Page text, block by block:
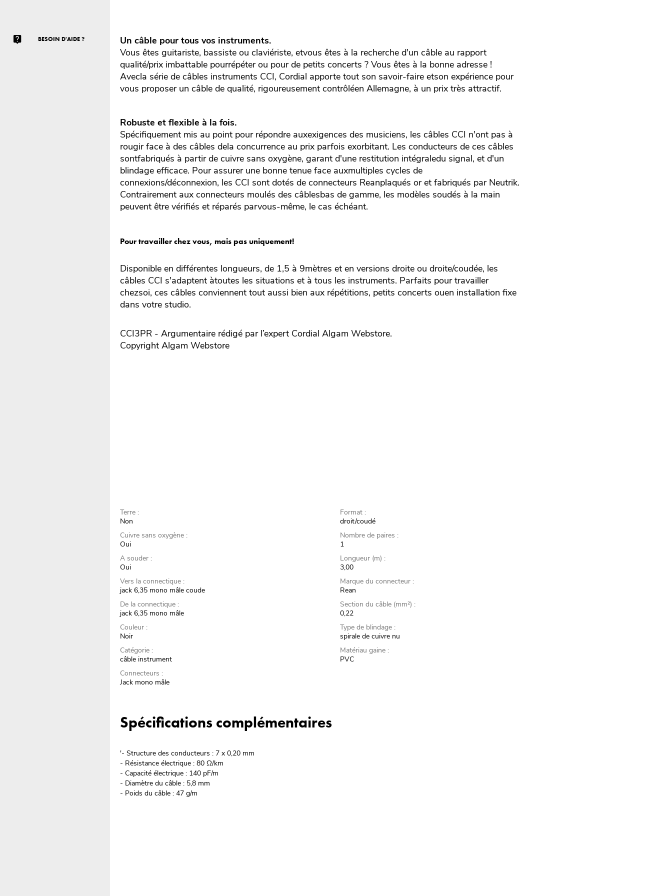
BESOIN D'AIDE ?
Un câble pour tous vos instruments.
Vous êtes guitariste, bassiste ou claviériste, etvous êtes à la recherche d'un câble au rapport
qualité/prix imbattable pourrépéter ou pour de petits concerts ? Vous êtes à la bonne adresse !
Avecla série de câbles instruments CCI, Cordial apporte tout son savoir-faire etson expérience pour
vous proposer un câble de qualité, rigoureusement contrôléen Allemagne, à un prix très attractif.
Robuste et flexible à la fois.
Spécifiquement mis au point pour répondre auxexigences des musiciens, les câbles CCI n'ont pas à
rougir face à des câbles dela concurrence au prix parfois exorbitant. Les conducteurs de ces câbles
sontfabriqués à partir de cuivre sans oxygène, garant d'une restitution intégraledu signal, et d'un
blindage efficace. Pour assurer une bonne tenue face auxmultiples cycles de
connexions/déconnexion, les CCI sont dotés de connecteurs Reanplaqués or et fabriqués par Neutrik.
Contrairement aux connecteurs moulés des câblesbas de gamme, les modèles soudés à la main
peuvent être vérifiés et réparés parvous-même, le cas échéant.
Pour travailler chez vous, mais pas uniquement!
Disponible en différentes longueurs, de 1,5 à 9mètres et en versions droite ou droite/coudée, les
câbles CCI s'adaptent àtoutes les situations et à tous les instruments. Parfaits pour travailler
chezsoi, ces câbles conviennent tout aussi bien aux répétitions, petits concerts ouen installation fixe
dans votre studio.
CCI3PR - Argumentaire rédigé par l’expert Cordial Algam Webstore.
Copyright Algam Webstore
Terre :
Non
Cuivre sans oxygène :
Oui
A souder :
Oui
Vers la connectique :
jack 6,35 mono mâle coude
De la connectique :
jack 6,35 mono mâle
Couleur :
Noir
Catégorie :
câble instrument
Connecteurs :
Jack mono mâle
Format :
droit/coudé
Nombre de paires :
1
Longueur (m) :
3,00
Marque du connecteur :
Rean
Section du câble (mm²) :
0,22
Type de blindage :
spirale de cuivre nu
Matériau gaine :
PVC
Spécifications complémentaires
'- Structure des conducteurs : 7 x 0,20 mm
- Résistance électrique : 80 Ω/km
- Capacité électrique : 140 pF/m
- Diamètre du câble : 5,8 mm
- Poids du câble : 47 g/m